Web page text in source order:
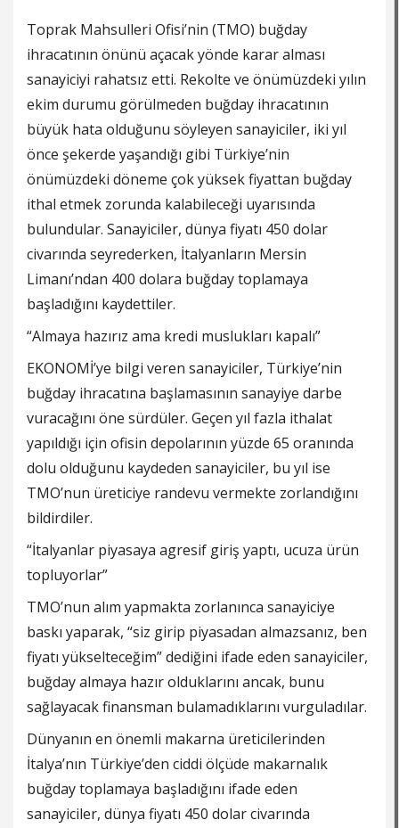
Toprak Mahsulleri Ofisi’nin (TMO) buğday
ihracatının önünü açacak yönde karar alması
sanayiciyi rahatsız etti. Rekolte ve önümüzdeki yılın
ekim durumu görülmeden buğday ihracatının
büyük hata olduğunu söyleyen sanayiciler, iki yıl
önce şekerde yaşandığı gibi Türkiye’nin
önümüzdeki döneme çok yüksek fiyattan buğday
ithal etmek zorunda kalabileceği uyarısında
bulundular. Sanayiciler, dünya fiyatı 450 dolar
civarında seyrederken, İtalyanların Mersin
Limanı’ndan 400 dolara buğday toplamaya
başladığını kaydettiler.
“Almaya hazırız ama kredi muslukları kapalı”
EKONOMİ’ye bilgi veren sanayiciler, Türkiye’nin
buğday ihracatına başlamasının sanayiye darbe
vuracağını öne sürdüler. Geçen yıl fazla ithalat
yapıldığı için ofisin depolarının yüzde 65 oranında
dolu olduğunu kaydeden sanayiciler, bu yıl ise
TMO’nun üreticiye randevu vermekte zorlandığını
bildirdiler.
“İtalyanlar piyasaya agresif giriş yaptı, ucuza ürün
topluyorlar”
TMO’nun alım yapmakta zorlanınca sanayiciye
baskı yaparak, “siz girip piyasadan almazsanız, ben
fiyatı yükselteceğim” dediğini ifade eden sanayiciler,
buğday almaya hazır olduklarını ancak, bunu
sağlayacak finansman bulamadıklarını vurguladılar.
Dünyanın en önemli makarna üreticilerinden
İtalya’nın Türkiye’den ciddi ölçüde makarnalık
buğday toplamaya başladığını ifade eden
sanayiciler, dünya fiyatı 450 dolar civarında